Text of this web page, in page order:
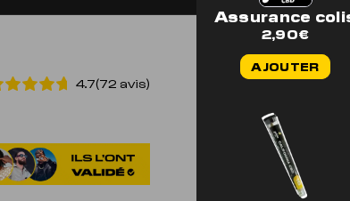
4.7(72 avis)
Assurance
2,90€
AJOUTER